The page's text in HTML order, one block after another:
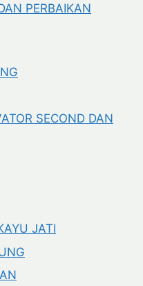
PERBAIKAN
SECOND DAN
JATI